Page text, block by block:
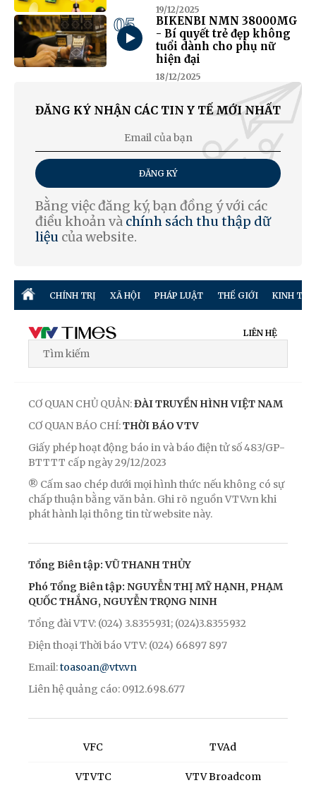
19/12/2025
05
BIKENBI NMN 38000MG
- Bí quyết trẻ đẹp không
tuổi dành cho phụ nữ
hiện đại
18/12/2025
ĐĂNG KÝ NHẬN CÁC TIN Y TẾ MỚI NHẤT
ĐĂNG KÝ
Bằng việc đăng ký, bạn đồng ý với các
điều khoản và chính sách thu thập dữ
liệu của website.
CHÍNH TRỊ XÃ HỘI PHÁP LUẬT THẾ GIỚI KINH TẾ
LIÊN HỆ
CƠ QUAN CHỦ QUẢN:ĐÀI TRUYỀN HÌNH VIỆT NAM
CƠ QUAN BÁO CHÍ:THỜI BÁO VTV
Giấy phép hoạt động báo in và báo điện tử số 483/GP-
BTTTT cấp ngày 29/12/2023
® Cấm sao chép dưới mọi hình thức nếu không có sự
chấp thuận bằng văn bản. Ghi rõ nguồn VTV.vn khi
phát hành lại thông tin từ website này.
Tổng Biên tập: VŨ THANH THỦY
Phó Tổng Biên tập: NGUYỄN THỊ MỸ HẠNH, PHẠM
QUỐC THẮNG, NGUYỄN TRỌNG NINH
Tổng đài VTV: (024) 3.8355931; (024)3.8355932
Điện thoại Thời báo VTV: (024) 66897 897
Email:toasoan@vtv.vn
Liên hệ quảng cáo: 0912.698.677
VFC
VTVTC
TVAd
VTV Broadcom